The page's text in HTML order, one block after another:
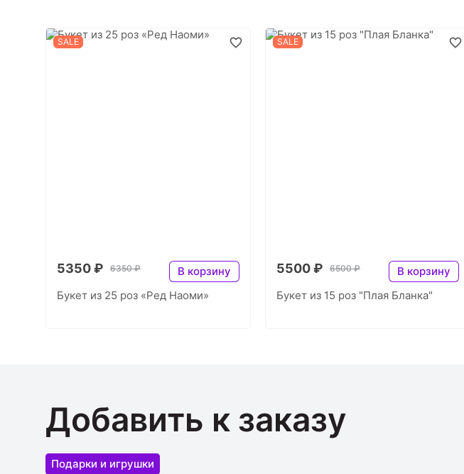
SALE
Букет из 25 роз «Ред Наоми»
5350 ₽ 6350 ₽ В корзину
SALE
Букет из 15 роз "Плая Бланка"
5500 ₽ 6500 ₽ В корзину
Добавить к заказу
Подарки и игрушки